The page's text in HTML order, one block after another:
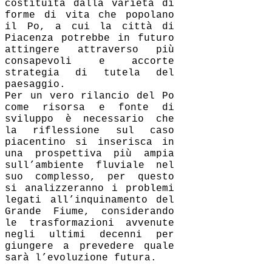
costituita dalla varietà di
forme di vita che popolano
il Po, a cui la città di
Piacenza potrebbe in futuro
attingere attraverso più
consapevoli e accorte
strategia di tutela del
paesaggio.
Per un vero rilancio del Po
come risorsa e fonte di
sviluppo è necessario che
la riflessione sul caso
piacentino si inserisca in
una prospettiva più ampia
sull’ambiente fluviale nel
suo complesso, per questo
si analizzeranno i problemi
legati all’inquinamento del
Grande Fiume, considerando
le trasformazioni avvenute
negli ultimi decenni per
giungere a prevedere quale
sarà l’evoluzione futura.